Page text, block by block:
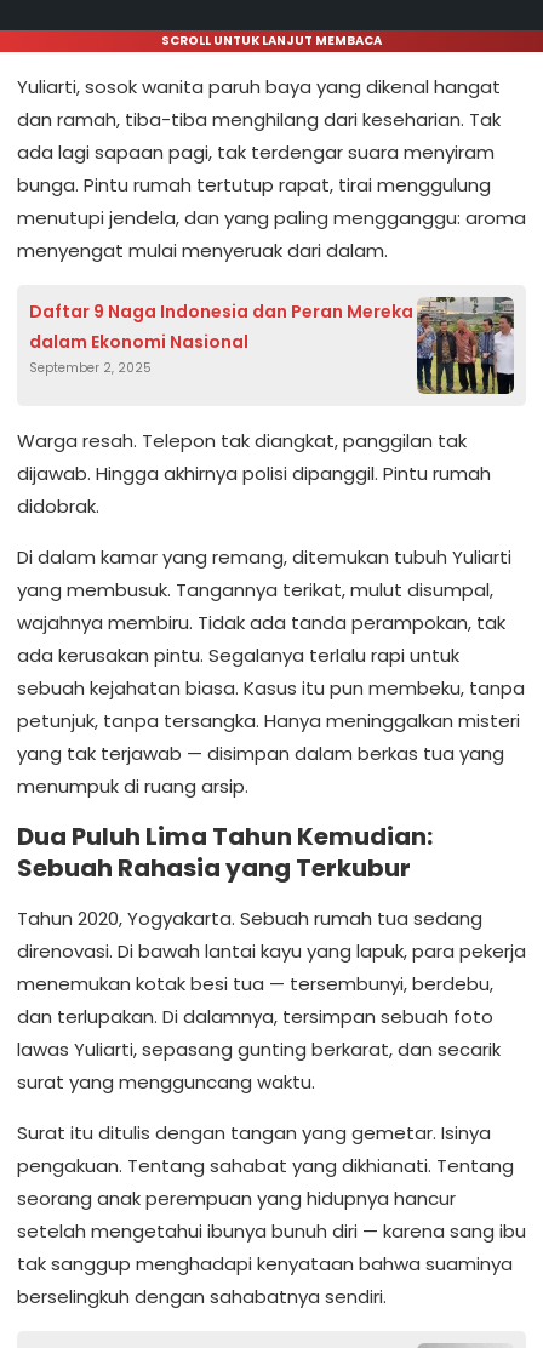
SCROLL UNTUK LANJUT MEMBACA
Yuliarti, sosok wanita paruh baya yang dikenal hangat
dan ramah, tiba-tiba menghilang dari keseharian. Tak
ada lagi sapaan pagi, tak terdengar suara menyiram
bunga. Pintu rumah tertutup rapat, tirai menggulung
menutupi jendela, dan yang paling mengganggu: aroma
menyengat mulai menyeruak dari dalam.
Daftar 9 Naga Indonesia dan Peran Mereka
dalam Ekonomi Nasional
September 2, 2025
Warga resah. Telepon tak diangkat, panggilan tak
dijawab. Hingga akhirnya polisi dipanggil. Pintu rumah
didobrak.
Di dalam kamar yang remang, ditemukan tubuh Yuliarti
yang membusuk. Tangannya terikat, mulut disumpal,
wajahnya membiru. Tidak ada tanda perampokan, tak
ada kerusakan pintu. Segalanya terlalu rapi untuk
sebuah kejahatan biasa. Kasus itu pun membeku, tanpa
petunjuk, tanpa tersangka. Hanya meninggalkan misteri
yang tak terjawab — disimpan dalam berkas tua yang
menumpuk di ruang arsip.
Dua Puluh Lima Tahun Kemudian:
Sebuah Rahasia yang Terkubur
Tahun 2020, Yogyakarta. Sebuah rumah tua sedang
direnovasi. Di bawah lantai kayu yang lapuk, para pekerja
menemukan kotak besi tua — tersembunyi, berdebu,
dan terlupakan. Di dalamnya, tersimpan sebuah foto
lawas Yuliarti, sepasang gunting berkarat, dan secarik
surat yang mengguncang waktu.
Surat itu ditulis dengan tangan yang gemetar. Isinya
pengakuan. Tentang sahabat yang dikhianati. Tentang
seorang anak perempuan yang hidupnya hancur
setelah mengetahui ibunya bunuh diri — karena sang ibu
tak sanggup menghadapi kenyataan bahwa suaminya
berselingkuh dengan sahabatnya sendiri.